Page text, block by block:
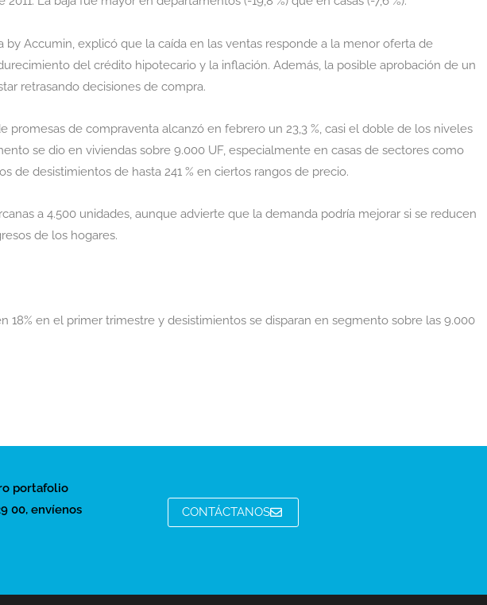
by Accumin, explicó que la caída en las ventas responde a la menor oferta de
del crédito hipotecario y la inflación. Además, la posible aprobación de un
retrasando decisiones de compra.
promesas de compraventa alcanzó en febrero un 23,3 %, casi el doble de los niveles
se dio en viviendas sobre 9.000 UF, especialmente en casas de sectores como
de desistimientos de hasta 241 % en ciertos rangos de precio.
a 4.500 unidades, aunque advierte que la demanda podría mejorar si se reducen
de los hogares.
18% en el primer trimestre y desistimientos se disparan en segmento sobre las 9.000
portafolio
00, envíenos
CONTÁCTANOS